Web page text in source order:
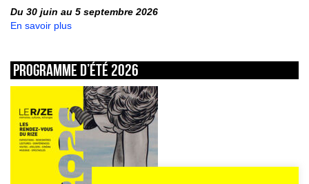
Du 30 juin au 5 septembre 2026
En savoir plus
Programme d’été 2026